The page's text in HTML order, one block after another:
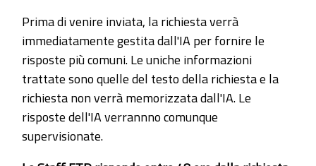
Prima di venire inviata, la richiesta verrà
immediatamente gestita dall'IA per fornire le
risposte più comuni. Le uniche informazioni
trattate sono quelle del testo della richiesta e la
richiesta non verrà memorizzata dall'IA. Le
risposte dell'IA verrannno comunque
supervisionate.